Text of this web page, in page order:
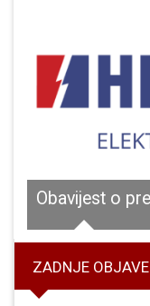
ZADNJE OBJAVE